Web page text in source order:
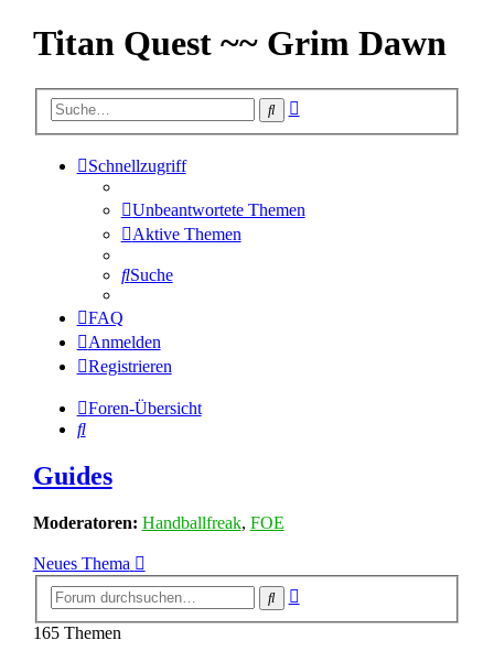
Titan Quest ~~ Grim Dawn
Suche
Schnellzugriff
Unbeantwortete Themen
Aktive Themen
Suche
FAQ
Anmelden
Registrieren
Foren-Übersicht
Suche
Guides
Moderatoren: Handballfreak, FOE
Neues Thema
Suche
165 Themen